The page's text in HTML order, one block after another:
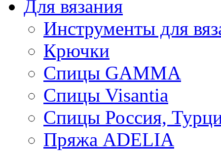
Для вязания
Инструменты для
Крючки
Спицы GAMMA
Спицы Visantia
Спицы Россия,
Пряжа ADELIA